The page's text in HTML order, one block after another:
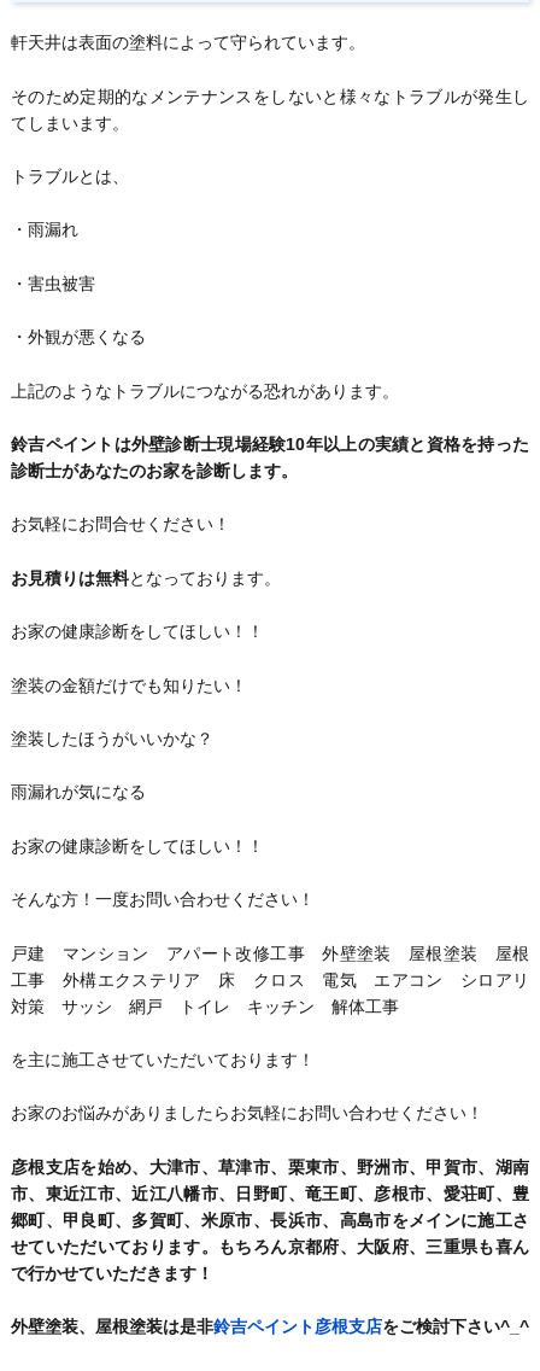
軒天井は表面の塗料によって守られています。
そのため定期的なメンテナンスをしないと様々なトラブルが発生し
てしまいます。
トラブルとは、
・雨漏れ
・害虫被害
・外観が悪くなる
上記のようなトラブルにつながる恐れがあります。
鈴吉ペイントは外壁診断士現場経験10年以上の実績と資格を持った
診断士があなたのお家を診断します。
お気軽にお問合せください！
お見積りは無料となっております。
お家の健康診断をしてほしい！！
塗装の金額だけでも知りたい！
塗装したほうがいいかな？
雨漏れが気になる
お家の健康診断をしてほしい！！
そんな方！一度お問い合わせください！
戸建 マンション アパート改修工事 外壁塗装 屋根塗装 屋根
工事 外構エクステリア 床 クロス 電気 エアコン シロアリ
対策 サッシ 網戸 トイレ キッチン 解体工事
を主に施工させていただいております！
お家のお悩みがありましたらお気軽にお問い合わせください！
彦根支店を始め、大津市、草津市、栗東市、野洲市、甲賀市、湖南
市、東近江市、近江八幡市、日野町、竜王町、彦根市、愛荘町、豊
郷町、甲良町、多賀町、米原市、長浜市、高島市をメインに施工さ
せていただいております。もちろん京都府、大阪府、三重県も喜ん
で行かせていただきます！
外壁塗装、屋根塗装は是非鈴吉ペイント彦根支店をご検討下さい^_^